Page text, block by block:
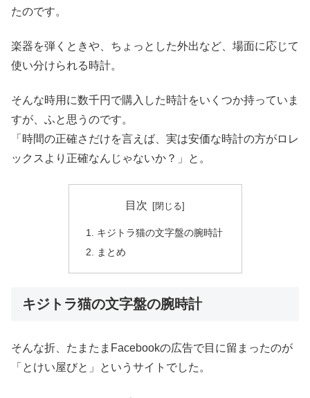
たのです。
楽器を弾くときや、ちょっとした外出など、場面に応じて
使い分けられる時計。
そんな時用に数千円で購入した時計をいくつか持っていま
すが、ふと思うのです。
「時間の正確さだけを言えば、実は安価な時計の方がロレ
ックスより正確なんじゃないか？」と。
目次
キジトラ猫の文字盤の腕時計
まとめ
キジトラ猫の文字盤の腕時計
そんな折、たまたまFacebookの広告で目に留まったのが
「とけい屋びと」というサイトでした。